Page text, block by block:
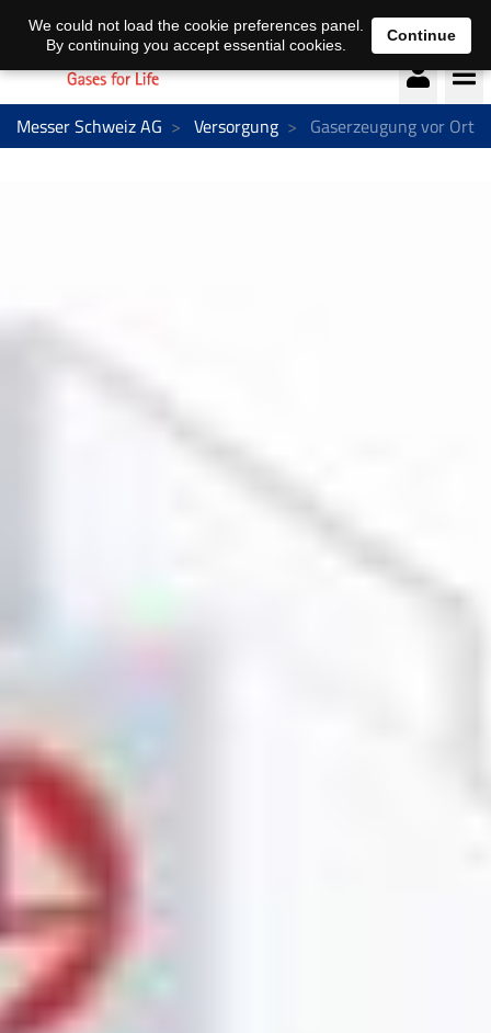
Deutsch français
Messer Schweiz AG Versorgung Gaserzeugung vor Ort
We could not load the cookie preferences panel.
By continuing you accept essential cookies.
Continue